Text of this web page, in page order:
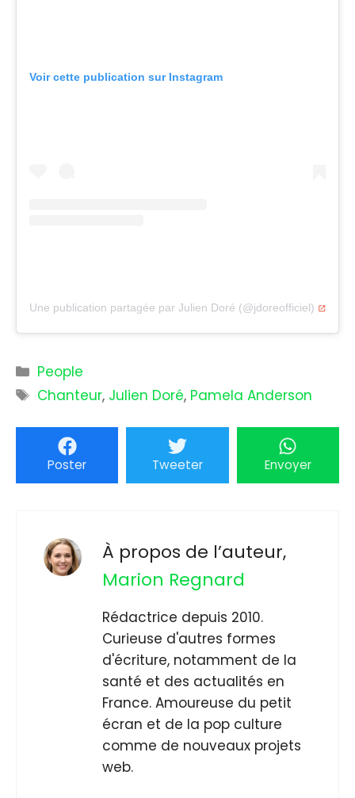
Voir cette publication sur Instagram
Une publication partagée par Julien Doré (@jdoreofficiel)
Catégories
People
Étiquettes
Chanteur, Julien Doré, Pamela Anderson
Poster Tweeter Envoyer
À propos de l’auteur,
Marion Regnard
Rédactrice depuis 2010.
Curieuse d'autres formes
d'écriture, notamment de la
santé et des actualités en
France. Amoureuse du petit
écran et de la pop culture
comme de nouveaux projets
web.